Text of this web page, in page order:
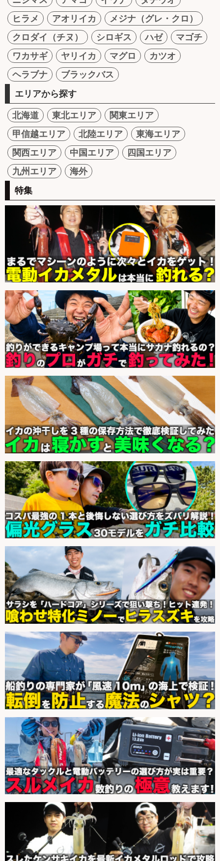
ヒラメ
アオリイカ
メジナ（グレ・クロ）
クロダイ（チヌ）
シロギス ハゼ
マゴチ
ワカサギ
ヤリイカ マグロ
カツオ
ヘラブナ
ブラックバス
エリアから探す
北海道 東北エリア
関東エリア
甲信越エリア
北陸エリア
東海エリア
関西エリア
中国エリア
四国エリア
九州エリア
海外
特集